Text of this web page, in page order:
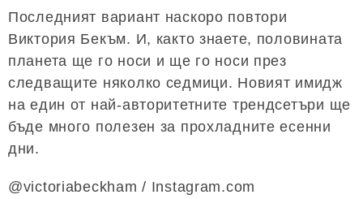
Последният вариант наскоро повтори
Виктория Бекъм. И, както знаете, половината
планета ще го носи и ще го носи през
следващите няколко седмици. Новият имидж
на един от най-авторитетните трендсетъри ще
бъде много полезен за прохладните есенни
дни.
@victoriabeckham / Instagram.com